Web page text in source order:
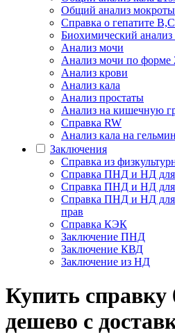
Общий анализ
Справка о гепатите B,C
Биохимический анализ
Анализ мочи
Анализ мочи по форме
Анализ крови
Анализ кала
Анализ простаты
Анализ на кишечную
Справка RW
Анализ кала на
Заключения
Cправка из
Справка ПНД и НД для
Справка ПНД и НД для
Справка ПНД и НД для
прав
Справка КЭК
Заключение ПНД
Заключение КВД
Заключение из НД
Купить cправку
дешево с